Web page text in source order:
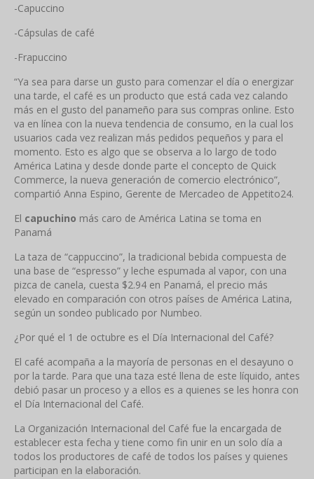
-Capuccino
-Cápsulas de café
-Frapuccino
“Ya sea para darse un gusto para comenzar el día o energizar
una tarde, el café es un producto que está cada vez calando
más en el gusto del panameño para sus compras online. Esto
va en línea con la nueva tendencia de consumo, en la cual los
usuarios cada vez realizan más pedidos pequeños y para el
momento. Esto es algo que se observa a lo largo de todo
América Latina y desde donde parte el concepto de Quick
Commerce, la nueva generación de comercio electrónico”,
compartió Anna Espino, Gerente de Mercadeo de Appetito24.
El capuchino más caro de América Latina se toma en
Panamá
La taza de “cappuccino”, la tradicional bebida compuesta de
una base de “espresso” y leche espumada al vapor, con una
pizca de canela, cuesta $2.94 en Panamá, el precio más
elevado en comparación con otros países de América Latina,
según un sondeo publicado por Numbeo.
¿Por qué el 1 de octubre es el Día Internacional del Café?
El café acompaña a la mayoría de personas en el desayuno o
por la tarde. Para que una taza esté llena de este líquido, antes
debió pasar un proceso y a ellos es a quienes se les honra con
el Día Internacional del Café.
La Organización Internacional del Café fue la encargada de
establecer esta fecha y tiene como fin unir en un solo día a
todos los productores de café de todos los países y quienes
participan en la elaboración.